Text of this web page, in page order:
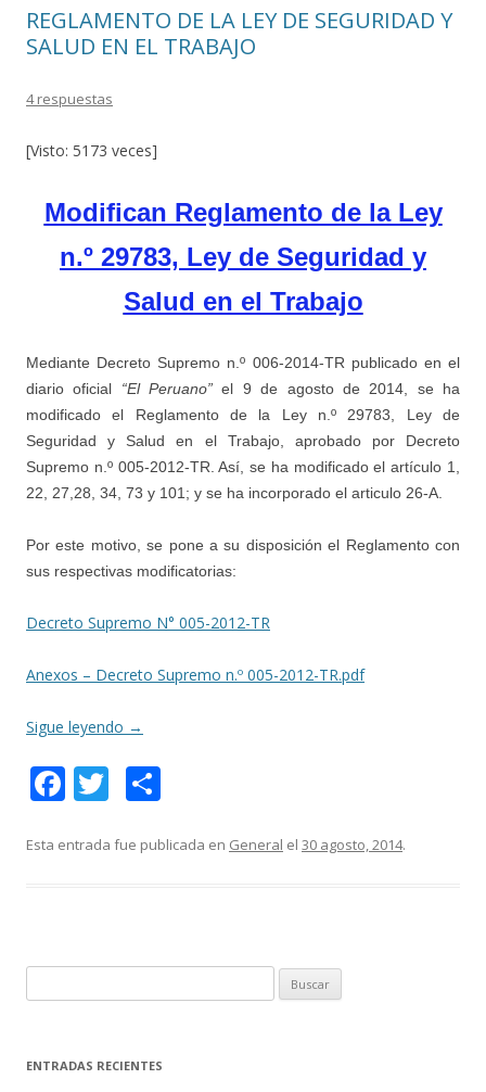
REGLAMENTO DE LA LEY DE SEGURIDAD Y
SALUD EN EL TRABAJO
4 respuestas
[Visto: 5173 veces]
Modifican Reglamento de la Ley
n.º 29783, Ley de Seguridad y
Salud en el Trabajo
Mediante Decreto Supremo n.º 006-2014-TR publicado en el
diario oficial “El Peruano” el 9 de agosto de 2014, se ha
modificado el Reglamento de la Ley n.º 29783, Ley de
Seguridad y Salud en el Trabajo, aprobado por Decreto
Supremo n.º 005-2012-TR. Así, se ha modificado el artículo 1,
22, 27,28, 34, 73 y 101; y se ha incorporado el articulo 26-A.
Por este motivo, se pone a su disposición el Reglamento con
sus respectivas modificatorias:
Decreto Supremo N° 005-2012-TR
Anexos – Decreto Supremo n.º 005-2012-TR.pdf
Sigue leyendo →
F
e
o
k
T
itt m
ti
r
Esta entrada fue publicada en General el 30 agosto, 2014.
u
c
ENTRADAS RECIENTES